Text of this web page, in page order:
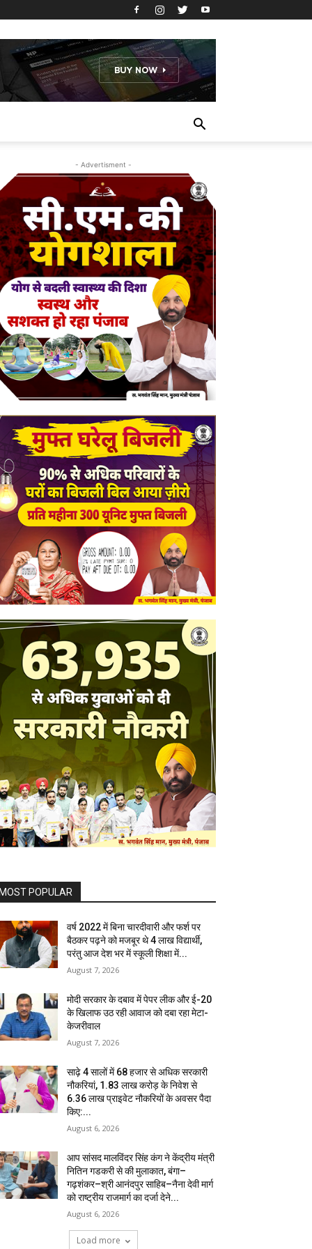
- Advertisment -
MOST POPULAR
वर्ष 2022 में बिना चारदीवारी और फर्श पर
बैठकर पढ़ने को मजबूर थे 4 लाख विद्यार्थी,
परंतु आज देश भर में स्कूली शिक्षा में...
August 7, 2026
मोदी सरकार के दबाव में पेपर लीक और ई-20
के खिलाफ उठ रही आवाज को दबा रहा मेटा-
केजरीवाल
August 7, 2026
साढ़े 4 सालों में 68 हजार से अधिक सरकारी
नौकरियां, 1.83 लाख करोड़ के निवेश से
6.36 लाख प्राइवेट नौकरियों के अवसर पैदा
किए:...
August 6, 2026
आप सांसद मालविंदर सिंह कंग ने केंद्रीय मंत्री
नितिन गडकरी से की मुलाकात, बंगा–
गढ़शंकर–श्री आनंदपुर साहिब–नैना देवी मार्ग
को राष्ट्रीय राजमार्ग का दर्जा देने...
August 6, 2026
Load more